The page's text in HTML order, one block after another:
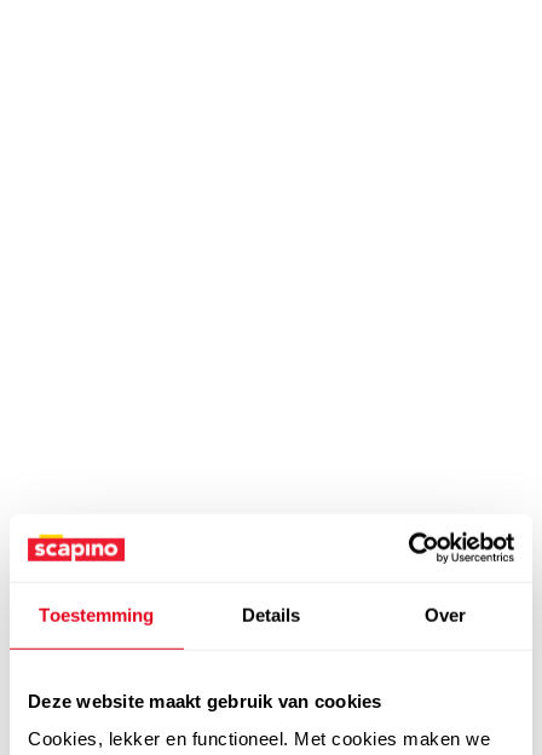
Toestemming Details Over
Deze website maakt gebruik van cookies
Cookies, lekker en functioneel. Met cookies maken we